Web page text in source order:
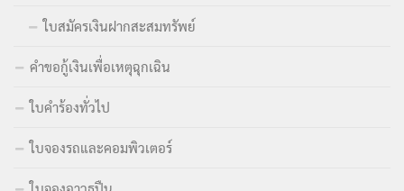
ใบสมัครเงินฝากสะสมทรัพย์
คำขอกู้เงินเพื่อเหตุฉุกเฉิน
ใบคำร้องทั่วไป
ใบจองรถและคอมพิวเตอร์